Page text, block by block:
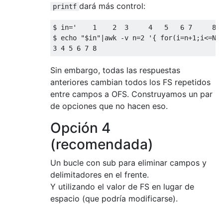
printf dará más control:
$ in='    1    2  3     4   5   6 7     8
$ echo
"$in" | awk -v n=2
'{
3 4 5 6 7 8
Sin embargo, todas las respuestas
anteriores cambian todos los FS repetidos
entre campos a OFS. Construyamos un par
de opciones que no hacen eso.
Opción 4
(recomendada)
Un bucle con sub para eliminar campos y
delimitadores en el frente.
Y utilizando el valor de FS en lugar de
espacio (que podría modificarse).